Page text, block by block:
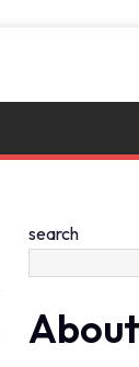
search